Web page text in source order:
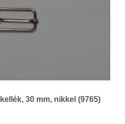
30 mm, nikkel (9765)